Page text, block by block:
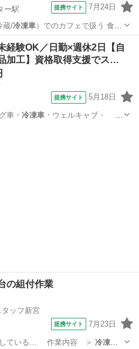
ー駅
提携サイト 7月24日
蔵/冷凍車）でのカフェで扱う 食材
ドライバー
経験OK／日勤×週休2日【自
加工】資格取得支援でス…
提携サイト 5月18日
車・ 冷凍車・ウェルキャブ・ 特
の組付作業
ッフ新宮
提携サイト 7月23日
している… 作業内容 ＞ 冷凍車